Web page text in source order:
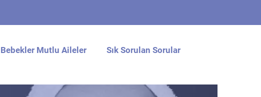
Mutlu Aileler Sık Sorulan Sorular